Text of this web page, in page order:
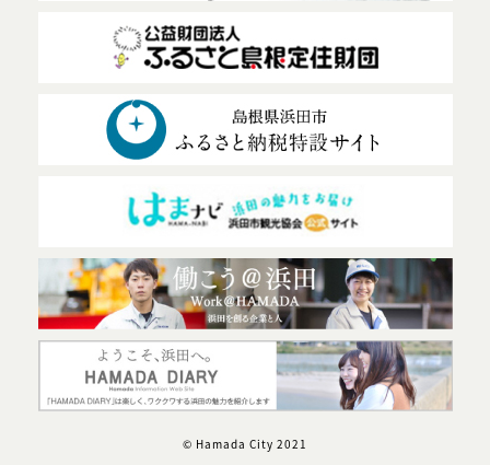
© Hamada City 2021